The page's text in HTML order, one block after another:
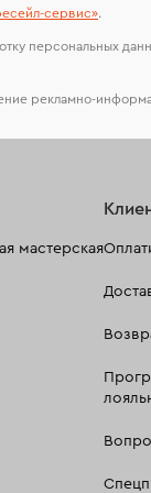
сервиc».
персональных
рекламно-
мастерская